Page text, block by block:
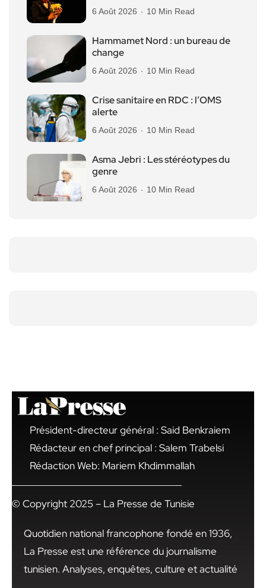
6 Août 2026 10 Min Read
Hammamet Nord : un bureau de
change
6 Août 2026 10 Min Read
Crise sanitaire en RDC : l’OMS
alerte
6 Août 2026 10 Min Read
Asma Jebri : Les stéréotypes du
genre
6 Août 2026 10 Min Read
Président-directeur général : Said Benkraiem
Rédacteur en chef principal : Salem Trabelsi
Rédaction Web: Mariem Khdimmallah
© Copyright 2025 – La Presse de Tunisie
Quotidien national francophone fondé en 1936,
La Presse est une référence du journalisme
tunisien. Analyses, enquêtes, culture et actualité